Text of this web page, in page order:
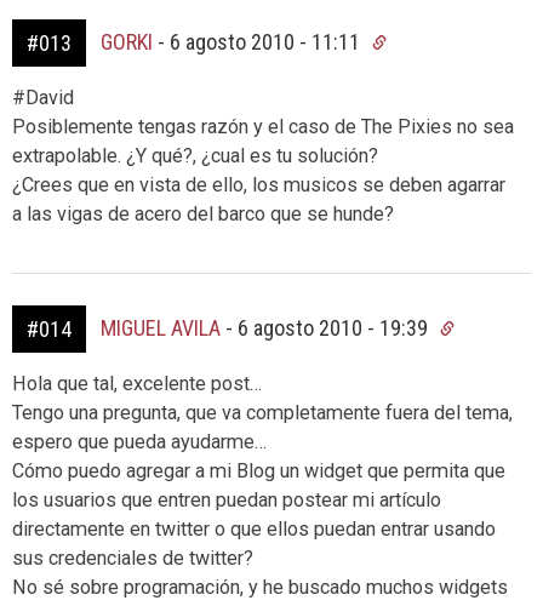
#013 GORKI - 6 agosto 2010 - 11:11
#David
Posiblemente tengas razón y el caso de The Pixies no sea
extrapolable. ¿Y qué?, ¿cual es tu solución?
¿Crees que en vista de ello, los musicos se deben agarrar
a las vigas de acero del barco que se hunde?
#014 MIGUEL AVILA - 6 agosto 2010 - 19:39
Hola que tal, excelente post…
Tengo una pregunta, que va completamente fuera del tema,
espero que pueda ayudarme…
Cómo puedo agregar a mi Blog un widget que permita que
los usuarios que entren puedan postear mi artículo
directamente en twitter o que ellos puedan entrar usando
sus credenciales de twitter?
No sé sobre programación, y he buscado muchos widgets